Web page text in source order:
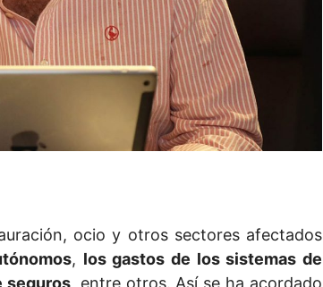
ocio y otros sectores afectados
, los gastos de los sistemas de
seguros, entre otros. Así se ha acordado